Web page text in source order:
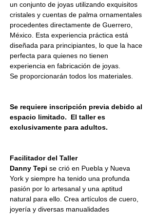
un conjunto de joyas utilizando exquisitos
cristales y cuentas de palma ornamentales
procedentes directamente de Guerrero,
México. Esta experiencia práctica está
diseñada para principiantes, lo que la hace
perfecta para quienes no tienen
experiencia en fabricación de joyas.
Se proporcionarán todos los materiales.
Se requiere inscripción previa debido al
espacio limitado.  El taller es
exclusivamente para adultos.
Facilitador del Taller
Danny Tepi se crió en Puebla y Nueva
York y siempre ha tenido una profunda
pasión por lo artesanal y una aptitud
natural para ello. Crea artículos de cuero,
joyería y diversas manualidades